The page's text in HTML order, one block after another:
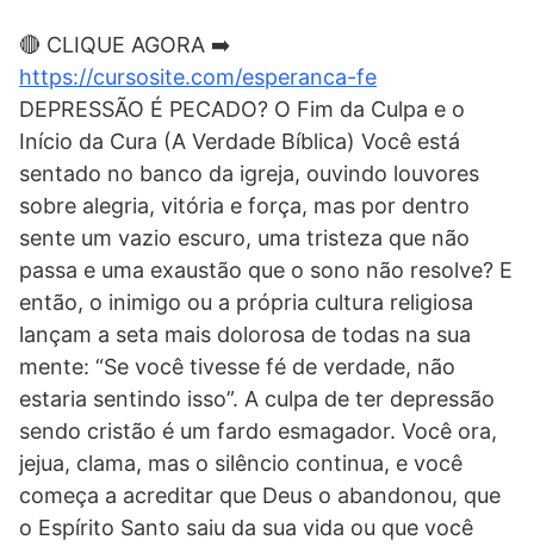
🔴 CLIQUE AGORA ➡️
https://cursosite.com/esperanca-fe
DEPRESSÃO É PECADO? O Fim da Culpa e o
Início da Cura (A Verdade Bíblica) Você está
sentado no banco da igreja, ouvindo louvores
sobre alegria, vitória e força, mas por dentro
sente um vazio escuro, uma tristeza que não
passa e uma exaustão que o sono não resolve? E
então, o inimigo ou a própria cultura religiosa
lançam a seta mais dolorosa de todas na sua
mente: “Se você tivesse fé de verdade, não
estaria sentindo isso”. A culpa de ter depressão
sendo cristão é um fardo esmagador. Você ora,
jejua, clama, mas o silêncio continua, e você
começa a acreditar que Deus o abandonou, que
o Espírito Santo saiu da sua vida ou que você